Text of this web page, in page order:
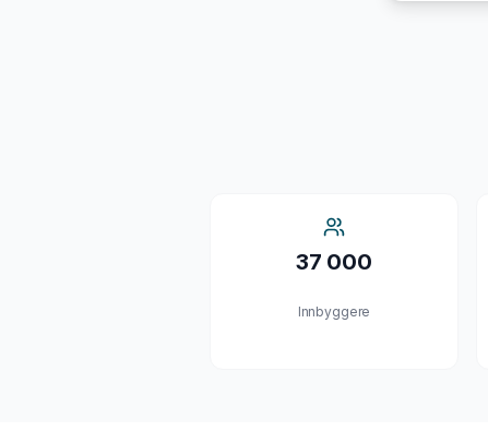
37 000
Innbyggere